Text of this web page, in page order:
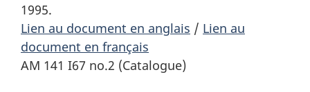
1995.
Lien au document en anglais / Lien au
document en français
AM 141 I67 no.2 (Catalogue)